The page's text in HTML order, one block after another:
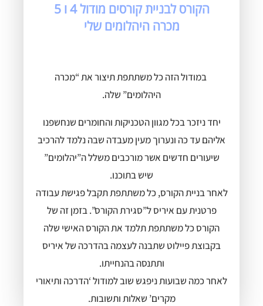
הקורס לבניית קורסים מודול 4 ו 5
מכרה היהלומים שלי
במודול הזה כל משתתפת תיצור את “מכרה
היהלומים” שלה.
יחד ניזכר בכל מגוון הטכניקות והחומרים שנחשפנו
אליהם עד כה ונערוך מעין מעבדה שבה נלמד להרכיב
שיעורים חדשים אשר מורכבים משלל ה”יהלומים”
שיש בתוכנו.
לאחר בניית הקורס, כל משתתפת תקבל פגישת עבודה
פרטנית עם איריס ל”סגירת הקורס”. בזמן זה של
הקורס כל משתתפת תלמד את הקורס האישי שלה
בקבוצת פיילוט שתבנה לעצמה בהדרכה של איריס
ותתנסה בהנחייתו.
לאחר כמה שבועות ניפגש שוב למודול ‘הדרכה ותיאורי
מקרים’ שאלות ותשובות.